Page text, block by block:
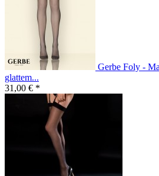
Gerbe Foly -
glattem...
31,00 € *